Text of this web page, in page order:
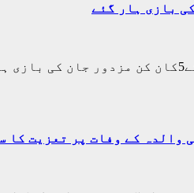
شانگلہ(مانند نیوز) شانگلہ
والدہ کے وفات پر تعزیت کا